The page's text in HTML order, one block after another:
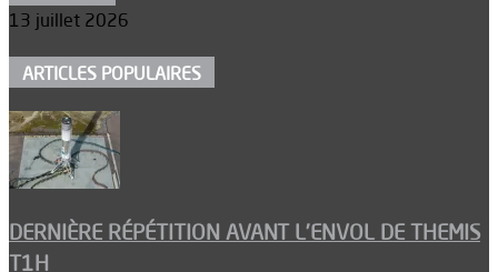
13 juillet 2026
ARTICLES POPULAIRES
DERNIÈRE RÉPÉTITION AVANT L’ENVOL DE THEMIS
T1H